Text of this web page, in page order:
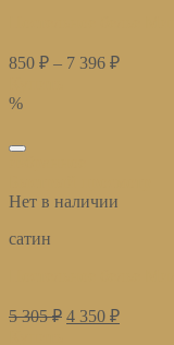
850 ₽ – 7 396 ₽
%
Нет в наличии
сатин
5 305₽ 4 350 ₽